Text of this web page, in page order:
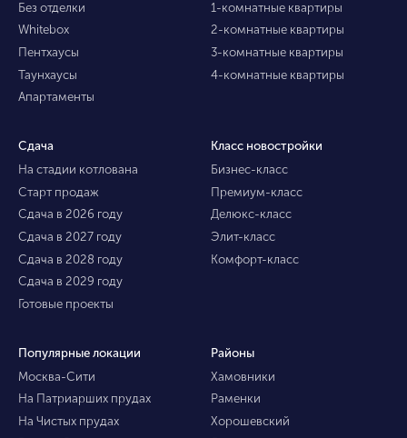
Без отделки
Whitebox
Пентхаусы
Таунхаусы
Апартаменты
1-комнатные квартиры
2-комнатные квартиры
3-комнатные квартиры
4-комнатные квартиры
Сдача
На стадии котлована
Старт продаж
Сдача в 2026 году
Сдача в 2027 году
Сдача в 2028 году
Сдача в 2029 году
Готовые проекты
Класс новостройки
Бизнес-класс
Премиум-класс
Делюкс-класс
Элит-класс
Комфорт-класс
Популярные локации
Москва-Сити
На Патриарших прудах
На Чистых прудах
Районы
Хамовники
Раменки
Хорошевский